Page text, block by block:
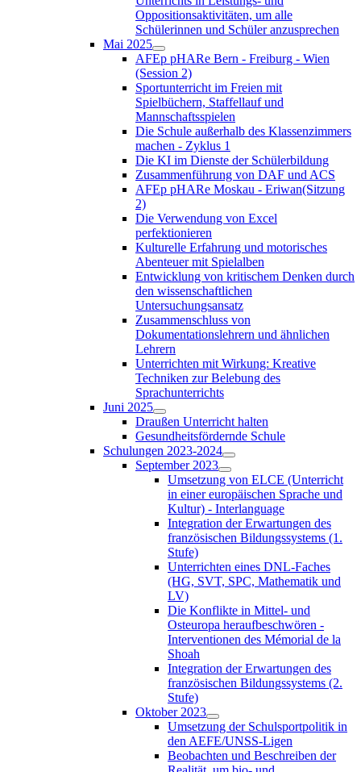
Oppositionsaktivitäten, um alle
Schülerinnen und Schüler anzusprechen
Mai 2025
AFEp pHARe Bern - Freiburg - Wien
(Session 2)
Sportunterricht im Freien mit
Spielbüchern, Staffellauf und
Mannschaftsspielen
Die Schule außerhalb des Klassenzimmers
machen - Zyklus 1
Die KI im Dienste der Schülerbildung
Zusammenführung von DAF und ACS
AFEp pHARe Moskau - Eriwan(Sitzung
2)
Die Verwendung von Excel
perfektionieren
Kulturelle Erfahrung und motorisches
Abenteuer mit Spielalben
Entwicklung von kritischem Denken durch
den wissenschaftlichen
Untersuchungsansatz
Zusammenschluss von
Dokumentationslehrern und ähnlichen
Lehrern
Unterrichten mit Wirkung: Kreative
Techniken zur Belebung des
Sprachunterrichts
Juni 2025
Draußen Unterricht halten
Gesundheitsfördernde Schule
Schulungen 2023-2024
September 2023
Umsetzung von ELCE (Unterricht
in einer europäischen Sprache und
Kultur) - Interlanguage
Integration der Erwartungen des
französischen Bildungssystems (1.
Stufe)
Unterrichten eines DNL-Faches
(HG, SVT, SPC, Mathematik und
LV)
Die Konflikte in Mittel- und
Osteuropa heraufbeschwören -
Interventionen des Mémorial de la
Shoah
Integration der Erwartungen des
französischen Bildungssystems (2.
Stufe)
Oktober 2023
Umsetzung der Schulsportpolitik in
den AEFE/UNSS-Ligen
Beobachten und Beschreiben der